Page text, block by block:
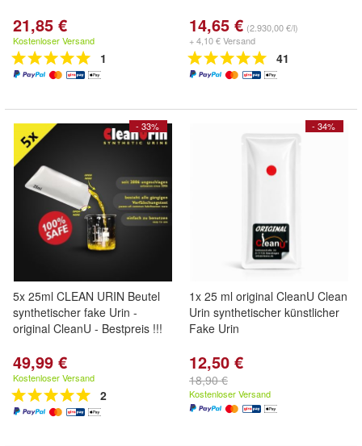
21,85 €
Kostenloser Versand
1
14,65 € (2.930,00 €/l)
+ 4,10 € Versand
41
- 33%
5x 25ml CLEAN URIN Beutel
synthetischer fake Urin -
original CleanU - Bestpreis !!!
49,99 €
Kostenloser Versand
2
- 34%
1x 25 ml original CleanU Clean
Urin synthetischer künstlicher
Fake Urin
12,50 €
18,90 €
Kostenloser Versand